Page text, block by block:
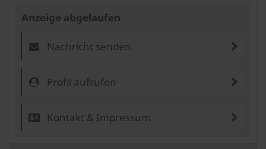
Anzeige abgelaufen
Nachricht senden
Profil aufrufen
Kontakt & Impressum